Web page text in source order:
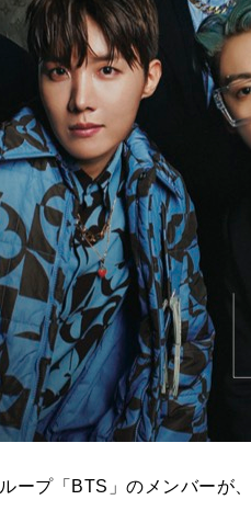
ープ「BTS」のメンバーが